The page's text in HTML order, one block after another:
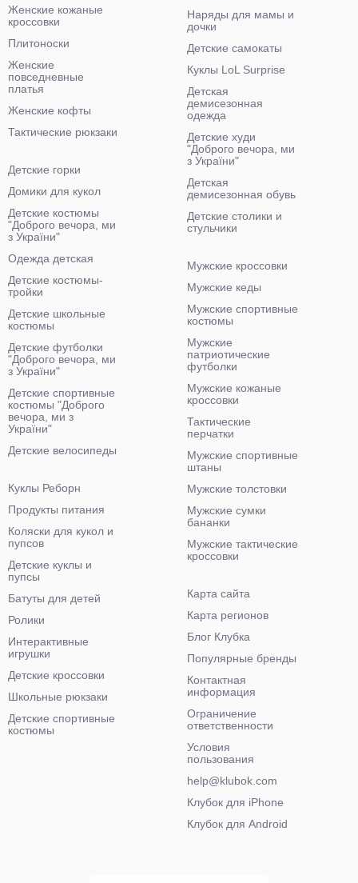
Женские кожаные
кроссовки
Плитоноски
Женские
повседневные
платья
Женские кофты
Тактические рюкзаки
Наряды для мамы и
дочки
Детские самокаты
Куклы LoL Surprise
Детская
демисезонная
одежда
Детские худи
"Доброго вечора, ми
з України"
Детская
демисезонная обувь
Детские столики и
стульчики
Детские горки
Домики для кукол
Детские костюмы
"Доброго вечора, ми
з України"
Одежда детская
Детские костюмы-
тройки
Детские школьные
костюмы
Детские футболки
"Доброго вечора, ми
з України"
Детские спортивные
костюмы "Доброго
вечора, ми з
України"
Детские велосипеды
Мужские кроссовки
Мужские кеды
Мужские спортивные
костюмы
Мужские
патриотические
футболки
Мужские кожаные
кроссовки
Тактические
перчатки
Мужские спортивные
штаны
Мужские толстовки
Мужские сумки
бананки
Мужские тактические
кроссовки
Куклы Реборн
Продукты питания
Коляски для кукол и
пупсов
Детские куклы и
пупсы
Батуты для детей
Ролики
Интерактивные
игрушки
Детские кроссовки
Школьные рюкзаки
Детские спортивные
костюмы
Карта сайта
Карта регионов
Блог Клубка
Популярные бренды
Контактная
информация
Ограничение
ответственности
Условия
пользования
help@klubok.com
Клубок для iPhone
Клубок для Android